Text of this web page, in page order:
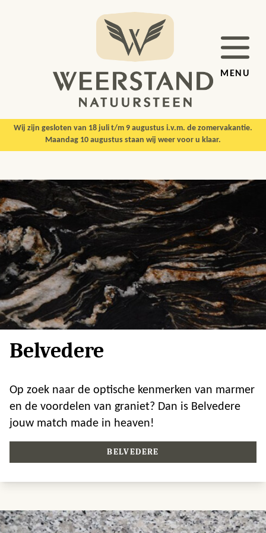
MENU
Wij zijn gesloten van 18 juli t/m 9 augustus i.v.m. de zomervakantie.
Maandag 10 augustus staan wij weer voor u klaar.
Belvedere
Op zoek naar de optische kenmerken van marmer
en de voordelen van graniet? Dan is Belvedere
jouw match made in heaven!
BELVEDERE